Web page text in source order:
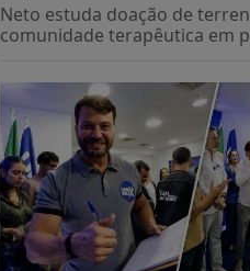
Neto estuda doação de
comunidade terapêutica em